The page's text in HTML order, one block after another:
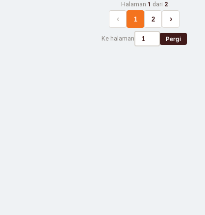
Halaman 1 dari 2
‹ 1 2 ›
Ke halaman Pergi